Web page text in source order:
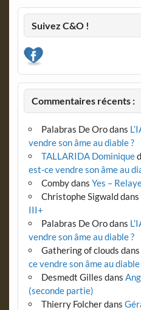
Suivez C&O !
Commentaires récents :
Palabras De Orodans
vendre son âme au diable ?
TALLARIDA Dominique
est-ce vendre son âme au
Combydans Yes –
Christophe Sigwalddans
III+
Palabras De Orodans
vendre son âme au diable ?
Gathering of clouds dans
ce vendre son âme au diable
Desmedt Gilles dans
(seconde partie)
Thierry Folcherdans